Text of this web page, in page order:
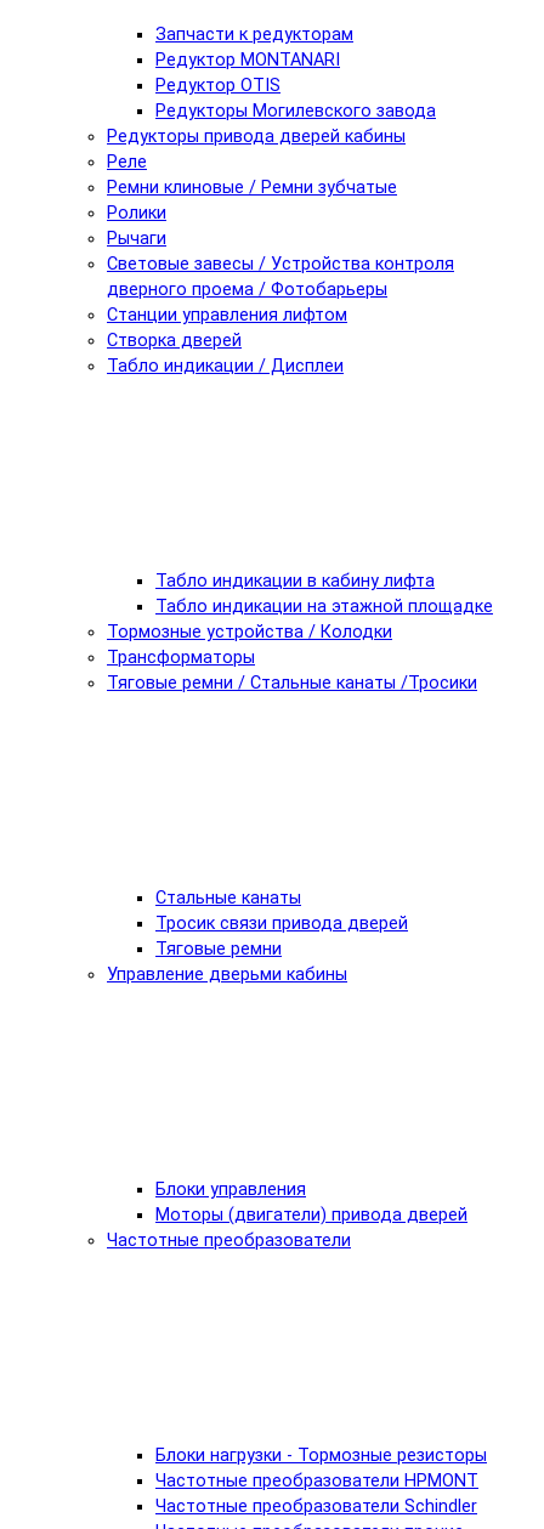
Запчасти к редукторам
Редуктор MONTANARI
Редуктор OTIS
Редукторы Могилевского завода
Редукторы привода дверей кабины
Реле
Ремни клиновые / Ремни зубчатые
Ролики
Рычаги
Световые завесы / Устройства контроля
дверного проема / Фотобарьеры
Станции управления лифтом
Створка дверей
Табло индикации / Дисплеи
Табло индикации в кабину лифта
Табло индикации на этажной площадке
Тормозные устройства / Колодки
Трансформаторы
Тяговые ремни / Стальные канаты /Тросики
Стальные канаты
Тросик связи привода дверей
Тяговые ремни
Управление дверьми кабины
Блоки управления
Моторы (двигатели) привода дверей
Частотные преобразователи
Блоки нагрузки - Тормозные резисторы
Частотные преобразователи HPMONT
Частотные преобразователи Schindler